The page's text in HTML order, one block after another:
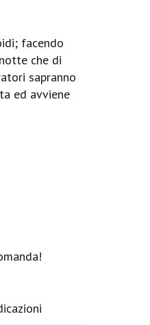
facendo
che di
sapranno
ed avviene